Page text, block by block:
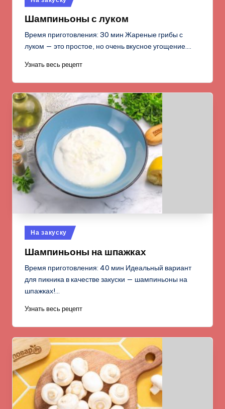
в
Шампиньоны с луком
Время приготовления: 30 мин Жареные грибы с
луком — это простое, но очень вкусное угощение.…
Узнать весь рецепт
Опубликовано
в
На закуску
Шампиньоны на шпажках
Время приготовления: 40 мин Идеальный вариант
для пикника в качестве закуски — шампиньоны на
шпажках!…
Узнать весь рецепт